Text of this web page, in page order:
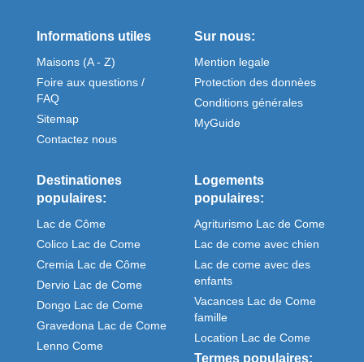
Informations utiles
Maisons (A - Z)
Foire aux questions /
FAQ
Sitemap
Contactez nous
Sur nous:
Mention legale
Protection des donnèes
Conditions générales
MyGuide
Destinationes
populaires:
Lac de Côme
Colico Lac de Come
Cremia Lac de Côme
Dervio Lac de Come
Dongo Lac de Come
Gravedona Lac de Come
Lenno Come
Logements
populaires:
Agriturismo Lac de Come
Lac de come avec chien
Lac de come avec des
enfants
Vacances Lac de Come
famille
Location Lac de Come
Termes populaires: